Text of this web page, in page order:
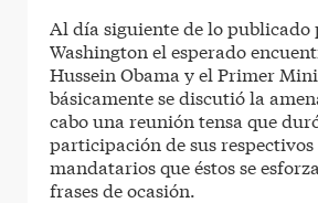
Al día siguiente de lo publicado
Washington el esperado
Hussein Obama y el Primer
básicamente se discutió la
cabo una reunión tensa que
participación de sus
mandatarios que éstos se
frases de ocasión.